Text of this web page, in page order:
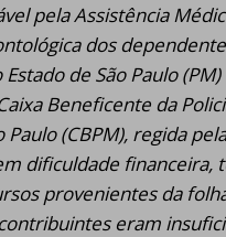
pela Assistência
dos
de São Paulo (PM)
Beneficente da
Paulo (CBPM), regida
dificuldade financeira,
provenientes da
eram